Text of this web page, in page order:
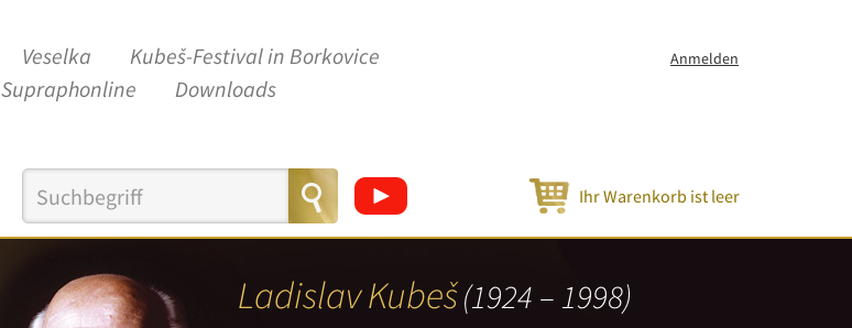
Veselka
Kubeš-Festival in Borkovice
Supraphonline Downloads
Anmelden
Ihr Warenkorb ist leer
Ladislav Kubeš(1924 – 1998)